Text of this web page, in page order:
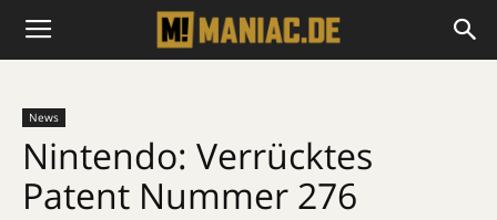
News
Nintendo: Verrücktes
Patent Nummer 276